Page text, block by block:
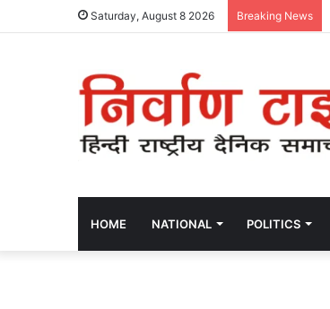
Saturday, August 8 2026 Breaking News
HOME NATIONAL POLITICS